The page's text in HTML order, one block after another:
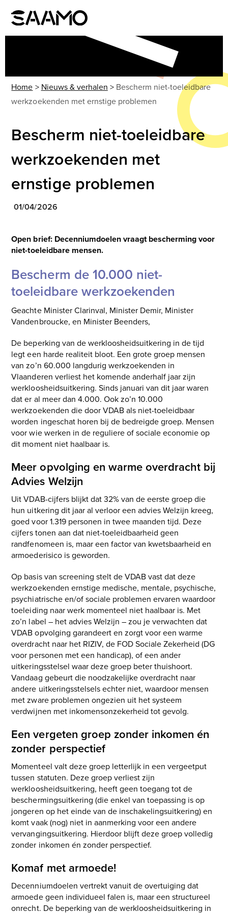
content
Open
mobile
Close
mobile
Home > Nieuws & verhalen > Bescherm niet-toeleidbare
werkzoekenden met ernstige problemen
Bescherm niet-toeleidbare
werkzoekenden met
ernstige problemen
01/04/2026
Open brief: Decenniumdoelen vraagt bescherming voor
niet-toeleidbare mensen.
Bescherm de 10.000 niet-
toeleidbare werkzoekenden
Geachte Minister Clarinval, Minister Demir, Minister
Vandenbroucke, en Minister Beenders,
De beperking van de werkloosheidsuitkering in de tijd
legt een harde realiteit bloot. Een grote groep mensen
van zo’n 60.000 langdurig werkzoekenden in
Vlaanderen verliest het komende anderhalf jaar zijn
werkloosheidsuitkering. Sinds januari van dit jaar waren
dat er al meer dan 4.000. Ook zo’n 10.000
werkzoekenden die door VDAB als niet-toeleidbaar
worden ingeschat horen bij de bedreigde groep. Mensen
voor wie werken in de reguliere of sociale economie op
dit moment niet haalbaar is.
Meer opvolging en warme overdracht bij
Advies Welzijn
Uit VDAB-cijfers blijkt dat 32% van de eerste groep die
hun uitkering dit jaar al verloor een advies Welzijn kreeg,
goed voor 1.319 personen in twee maanden tijd. Deze
cijfers tonen aan dat niet-toeleidbaarheid geen
randfenomeen is, maar een factor van kwetsbaarheid en
armoederisico is geworden.
Op basis van screening stelt de VDAB vast dat deze
werkzoekenden ernstige medische, mentale, psychische,
psychiatrische en/of sociale problemen ervaren waardoor
toeleiding naar werk momenteel niet haalbaar is. Met
zo’n label – het advies Welzijn – zou je verwachten dat
VDAB opvolging garandeert en zorgt voor een warme
overdracht naar het RIZIV, de FOD Sociale Zekerheid (DG
voor personen met een handicap), of een ander
uitkeringsstelsel waar deze groep beter thuishoort.
Vandaag gebeurt die noodzakelijke overdracht naar
andere uitkeringsstelsels echter niet, waardoor mensen
met zware problemen ongezien uit het systeem
verdwijnen met inkomensonzekerheid tot gevolg. ​
​Een vergeten groep zonder inkomen én
zonder perspectief
Momenteel valt deze groep letterlijk in een vergeetput
tussen statuten. Deze groep verliest zijn
werkloosheidsuitkering, heeft geen toegang tot de
beschermingsuitkering (die enkel van toepassing is op
jongeren op het einde van de inschakelingsuitkering) en
komt vaak (nog) niet in aanmerking voor een andere
vervangingsuitkering. Hierdoor blijft deze groep volledig
zonder inkomen én zonder perspectief.
​Komaf met armoede!
Decenniumdoelen vertrekt vanuit de overtuiging dat
armoede geen individueel falen is, maar een structureel
onrecht. De beperking van de werkloosheidsuitkering in